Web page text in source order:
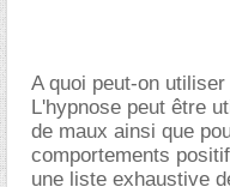
A quoi peut-on
L'hypnose peut être
de maux ainsi que
comportements
une liste exhaustive